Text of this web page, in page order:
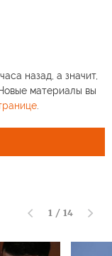
назад, а значит,
материалы вы
.
1 / 14